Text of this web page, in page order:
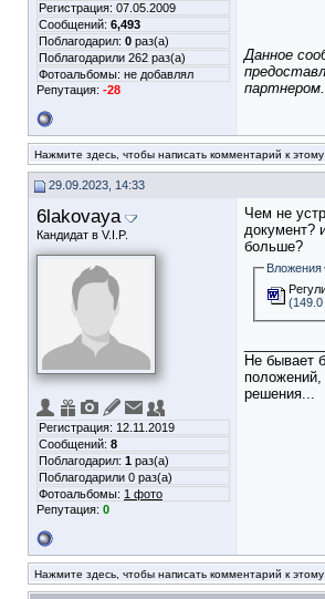
Регистрация: 07.05.2009
Сообщений: 6,493
Поблагодарил: 0 раз(а)
Поблагодарили 262 раз(а)
Фотоальбомы: не добавлял
Репутация: -28
Данное
партнером.
Нажмите здесь, чтобы написать комментарий к
29.09.2023, 14:33
6lakovaya
Кандидат в V.I.P.
Регистрация: 12.11.2019
Сообщений: 8
Поблагодарил: 1 раз(а)
Поблагодарили 0 раз(а)
Фотоальбомы: 1 фото
Репутация: 0
Чем не
документ?
больше?
Вложения
Не бывает
решения...
Нажмите здесь, чтобы написать комментарий к